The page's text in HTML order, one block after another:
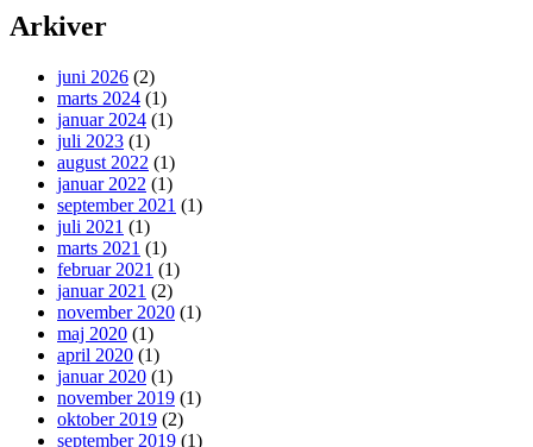
Arkiver
juni 2026 (2)
marts 2024 (1)
januar 2024 (1)
juli 2023 (1)
august 2022 (1)
januar 2022 (1)
september 2021 (1)
juli 2021 (1)
marts 2021 (1)
februar 2021 (1)
januar 2021 (2)
november 2020 (1)
maj 2020 (1)
april 2020 (1)
januar 2020 (1)
november 2019 (1)
oktober 2019 (2)
september 2019 (1)